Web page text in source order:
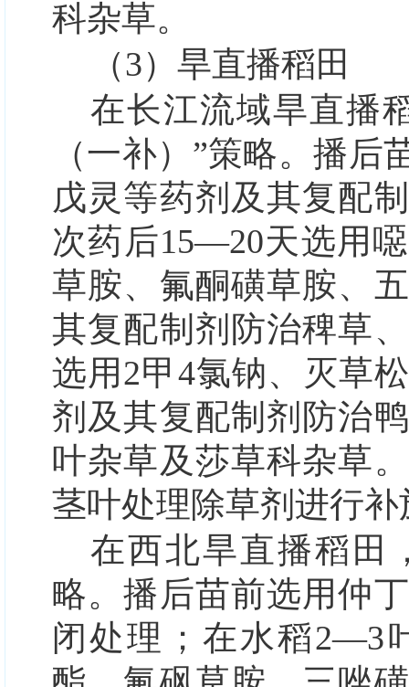
科杂草。
（3） 旱直播稻田
在长江流域旱直播
（一补）”策略。播后
戊灵等药剂及其复配
次药后15—20天选用
草胺、氟酮磺草胺、
其复配制剂防治稗草
选用2甲4氯钠、灭草
剂及其复配制剂防治
叶杂草及莎草科杂草
茎叶处理除草剂进行
在西北旱直播稻田
略。播后苗前选用仲
闭处理；在水稻2—3